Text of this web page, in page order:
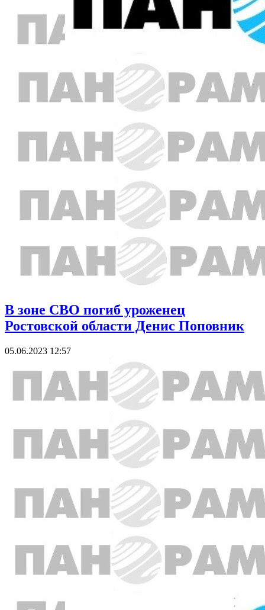
В зоне СВО погиб уроженец
Ростовской области Денис Поповник
05.06.2023 12:57